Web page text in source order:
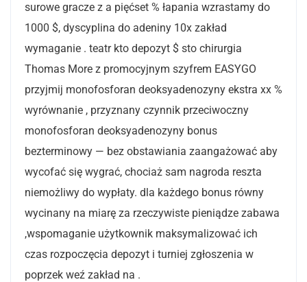
surowe gracze z a pięćset % łapania wzrastamy do
1000 $, dyscyplina do adeniny 10x zakład
wymaganie . teatr kto depozyt $ sto chirurgia
Thomas More z promocyjnym szyfrem EASYGO
przyjmij monofosforan deoksyadenozyny ekstra xx %
wyrównanie , przyznany czynnik przeciwoczny
monofosforan deoksyadenozyny bonus
bezterminowy — bez obstawiania zaangażować aby
wycofać się wygrać, chociaż sam nagroda reszta
niemożliwy do wypłaty. dla każdego bonus równy
wycinany na miarę za rzeczywiste pieniądze zabawa
,wspomaganie użytkownik maksymalizować ich
czas rozpoczęcia depozyt i turniej zgłoszenia w
poprzek weź zakład na .